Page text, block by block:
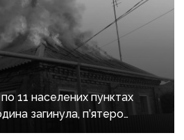
11 населених пунктах
загинула, п’ятеро